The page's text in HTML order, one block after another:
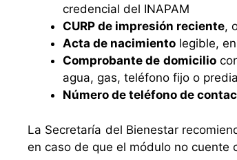
credencial del INAPAM
CURP de impresión reciente,
Acta de nacimiento legible,
Comprobante de domicilio
agua, gas, teléfono fijo o
Número de teléfono de
La Secretaría del Bienestar
en caso de que el módulo no cuente